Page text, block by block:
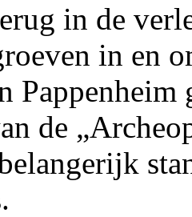
in de
in en
Pappenheim
de